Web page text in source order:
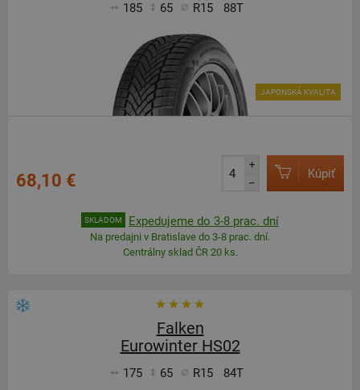
185 65 R15 88T
JAPONSKÁ KVALITA
68,10 €
+
–
Kúpiť
SKLADOM Expedujeme do 3-8 prac. dní
Na predajni v Bratislave do 3-8 prac. dní.
Centrálny sklad ČR 20 ks.
Falken
Eurowinter HS02
175 65 R15 84T